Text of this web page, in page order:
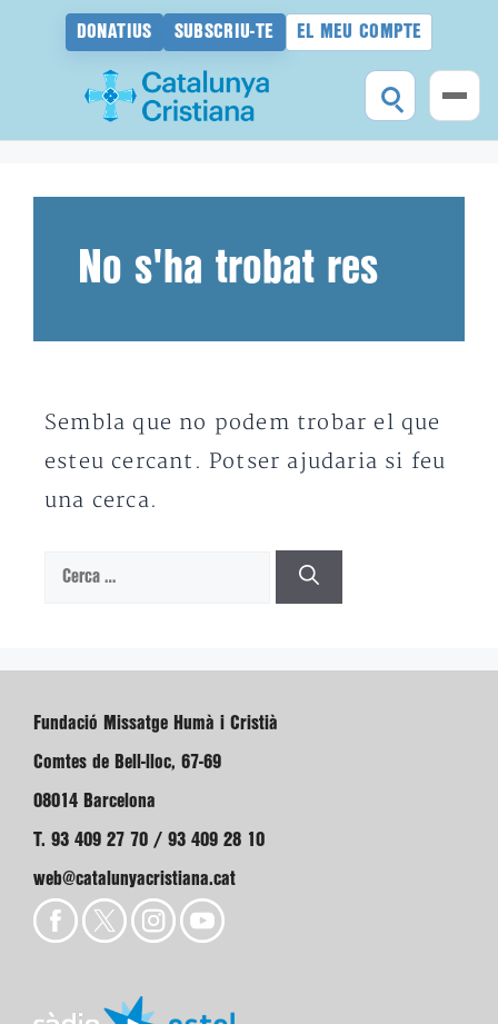
DONATIUS SUBSCRIU-TE EL MEU COMPTE
No s'ha trobat res
Sembla que no podem trobar el que
esteu cercant. Potser ajudaria si feu
una cerca.
Cerca:
Fundació Missatge Humà i Cristià
Comtes de Bell-lloc, 67-69
08014 Barcelona
T. 93 409 27 70 / 93 409 28 10
web@catalunyacristiana.cat